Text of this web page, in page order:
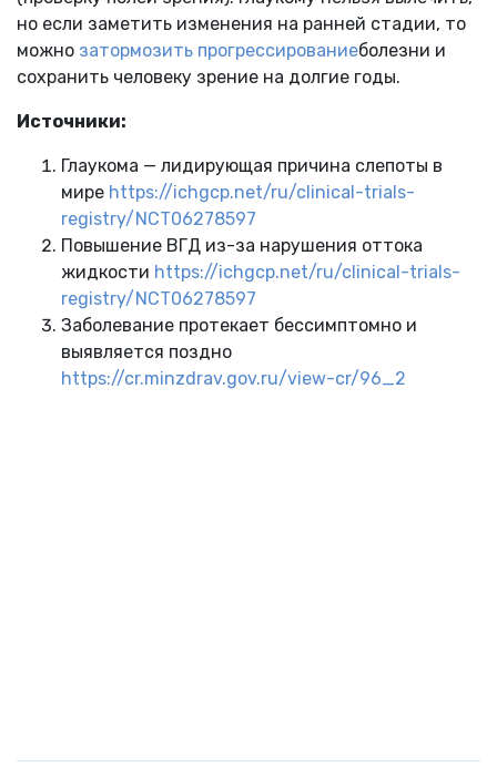
но если заметить изменения на ранней стадии, то
можно затормозить прогрессированиеболезни и
сохранить человеку зрение на долгие годы.
Источники:
Глаукома — лидирующая причина слепоты в
мире https://ichgcp.net/ru/clinical-trials-
registry/NCT06278597
Повышение ВГД из-за нарушения оттока
жидкости https://ichgcp.net/ru/clinical-trials-
registry/NCT06278597
Заболевание протекает бессимптомно и
выявляется поздно
https://cr.minzdrav.gov.ru/view-cr/96_2